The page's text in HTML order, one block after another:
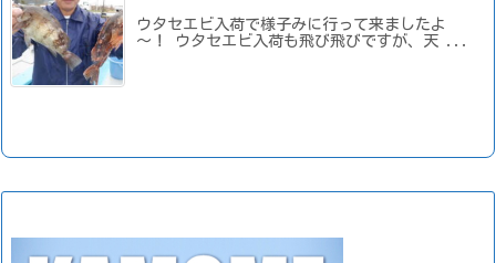
ウタセエビ入荷で様子みに行って来ましたよ
～！ ウタセエビ入荷も飛び飛びですが、天 ...